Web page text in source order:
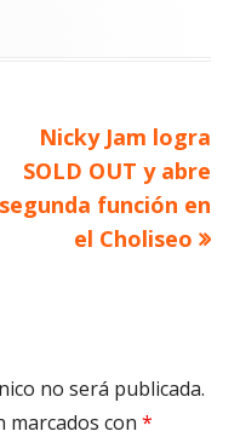
Artículo
siguiente
Nicky Jam logra
SOLD OUT y abre
segunda función en
el Choliseo
no será publicada.
marcados con *